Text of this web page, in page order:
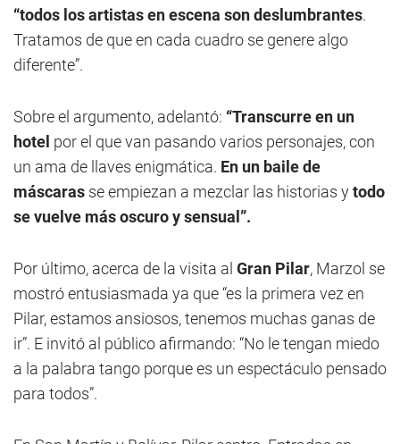
“todos los artistas en escena son deslumbrantes.
Tratamos de que en cada cuadro se genere algo
diferente”.
Sobre el argumento, adelantó: “Transcurre en un
hotel por el que van pasando varios personajes, con
un ama de llaves enigmática. En un baile de
máscaras se empiezan a mezclar las historias ytodo
se vuelve más oscuro y sensual”.
Por último, acerca de la visita al Gran Pilar, Marzol se
mostró entusiasmada ya que “es la primera vez en
Pilar, estamos ansiosos, tenemos muchas ganas de
ir”. E invitó al público afirmando: “No le tengan miedo
a la palabra tango porque es un espectáculo pensado
para todos”.